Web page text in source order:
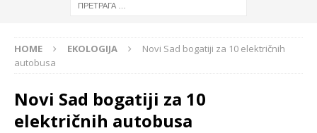
HOME EKOLOGIJA
Novi Sad bogatiji za 10 električnih
autobusa
Novi Sad bogatiji za 10
električnih autobusa